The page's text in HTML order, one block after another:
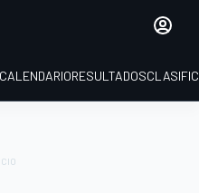
CALENDARIORESULTADOS